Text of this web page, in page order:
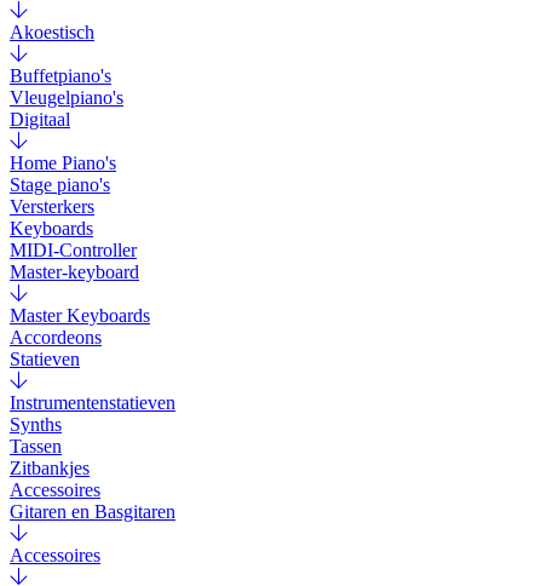
Akoestisch
Buffetpiano's
Vleugelpiano's
Digitaal
Home Piano's
Stage piano's
Versterkers
Keyboards
MIDI-Controller
Master-keyboard
Master Keyboards
Accordeons
Statieven
Instrumentenstatieven
Synths
Tassen
Zitbankjes
Accessoires
Gitaren en Basgitaren
Accessoires